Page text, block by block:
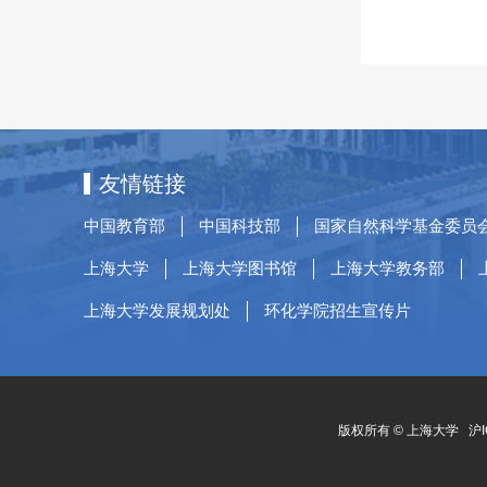
友情链接
中国教育部 中国科技部 国家自然科学基金委员
上海大学 上海大学图书馆 上海大学教务部
上海大学发展规划处 环化学院招生宣传片
版权所有 © 上海大学 沪